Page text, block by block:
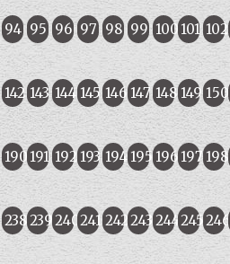
94 95 96 97 98 99 100101 102
142 143 144 145 146 147 148 149 150
190191 192 193 194 195 196 197 198
238239240241 242243 244245246